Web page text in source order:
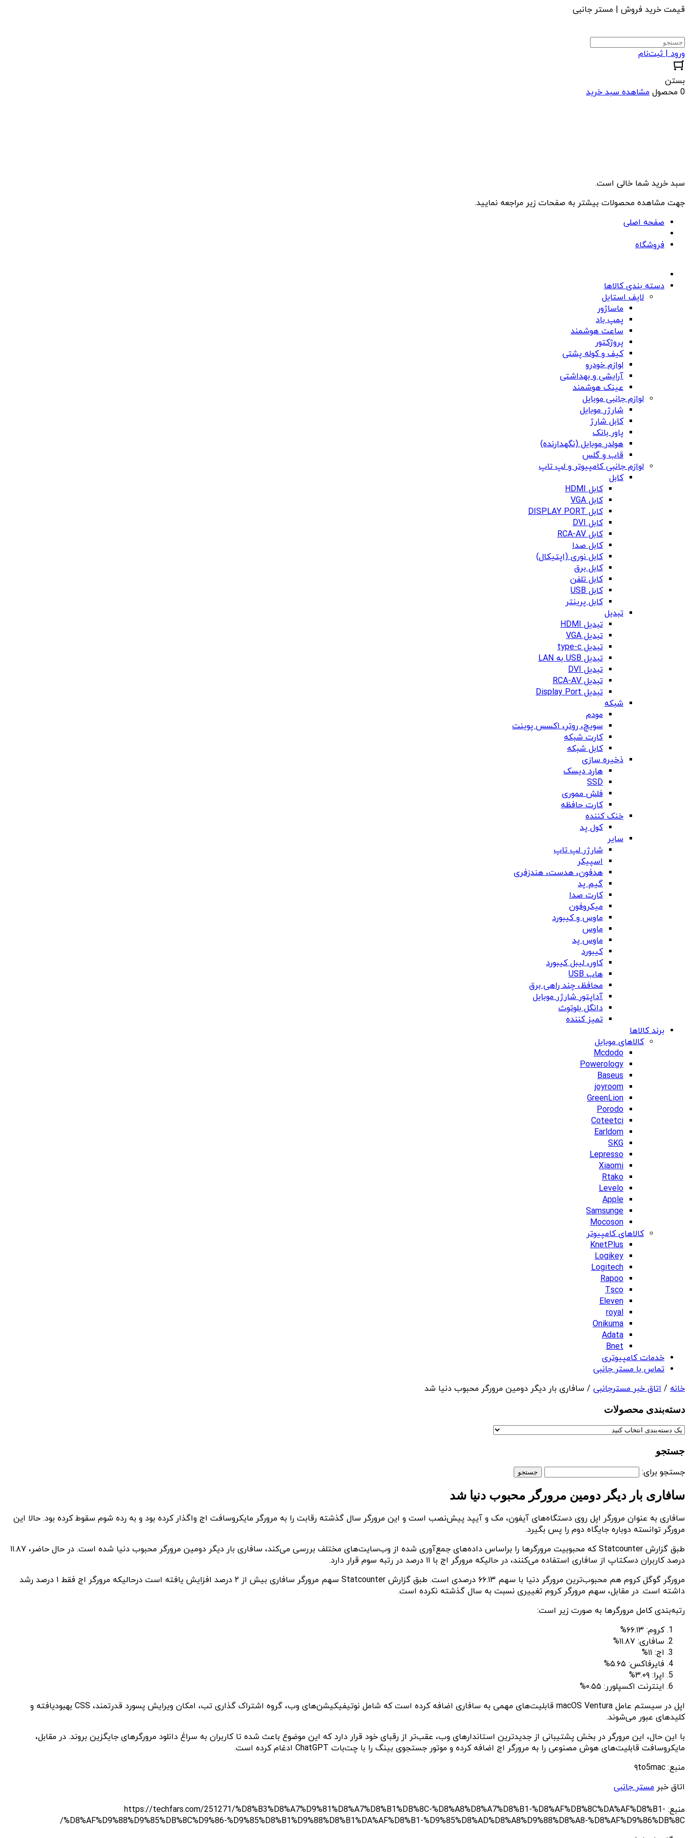
قیمت خرید فروش | مستر جانبی
ورود | ثبت‌نام
بستن
0 محصول
مشاهده سبد خرید
سبد خرید شما خالی است.
جهت مشاهده محصولات بیشتر به صفحات زیر مراجعه نمایید.
صفحه اصلی
فروشگاه
دسته بندی کالاها
لایف استایل
ماساژور
پمپ باد
ساعت هوشمند
پروژکتور
کیف و کوله پشتی
لوازم خودرو
آرایشی و بهداشتی
عینک هوشمند
لوازم جانبی موبایل
شارژر موبایل
کابل شارژ
پاور بانک
هولدر موبایل (نگهدارنده)
قاب و گلس
لوازم جانبی کامپیوتر و لپ تاپ
کابل
کابل HDMI
کابل VGA
کابل DISPLAY PORT
کابل DVI
کابل RCA-AV
کابل صدا
کابل نوری (اپتیکال)
کابل برق
کابل تلفن
کابل USB
کابل پرینتر
تبدیل
تبدیل HDMI
تبدیل VGA
تبدیل type-c
تبدیل USB به LAN
تبدیل DVI
تبدیل RCA-AV
تبدیل Display Port
شبکه
مودم
سویچ، روتر، اکسس پوینت
کارت شبکه
کابل شبکه
ذخیره سازی
هارد دیسک
SSD
فلش مموری
کارت حافظه
خنک کننده
کول پد
سایر
شارژر لپ تاپ
اسپیکر
هدفون، هدست، هندزفری
گیم پد
کارت صدا
میکروفون
ماوس و کیبورد
ماوس
ماوس پد
کیبورد
کاور، لیبل کیبورد
هاب USB
محافظ، چند راهی برق
آداپتور شارژر موبایل
دانگل بلوتوث
تمیز کننده
برند کالاها
کالاهای موبایل
Mcdodo
Powerology
Baseus
joyroom
GreenLion
Porodo
Coteetci
Earldom
SKG
Lepresso
Xiaomi
Rtako
Levelo
Apple
Samsunge
Mocoson
کالاهای کامپیوتر
KnetPlus
Logikey
Logitech
Rapoo
Tsco
Eleven
royal
Onikuma
Adata
Bnet
خدمات کامپیوتری
تماس با مستر جانبی
خانه / اتاق خبر مسترجانبی / سافاری بار دیگر دومین مرورگر محبوب دنیا شد
دسته‌بندی‌ محصولات
جستجو
جستجو برای:
سافاری بار دیگر دومین مرورگر محبوب دنیا شد
سافاری به عنوان مرورگر اپل روی دستگاه‌های آیفون، مک و آیپد پیش‌نصب است و این مرورگر سال گذشته رقابت را به مرورگر مایکروسافت اج واگذار کرده بود و به رده شوم سقوط کرده بود. حالا این
مرورگر توانسته دوباره جایگاه دوم را پس بگیرد.
طبق گزارش Statcounter که محبوبیت مرورگرها را براساس داده‌های جمع‌آوری شده از وب‌سایت‌های مختلف بررسی می‌کند، سافاری بار دیگر دومین مرورگر محبوب دنیا شده است. در حال حاضر، ۱۱.۸۷
درصد کاربران دسکتاپ از سافاری استفاده می‌کنند، در حالیکه مرورگر اج با ۱۱ درصد در رتبه سوم قرار دارد.
مرورگر گوگل کروم هم محبوب‌ترین مرورگر دنیا با سهم ۶۶.۱۳ درصدی است. طبق گزارش Statcounter سهم مرورگر سافاری بیش از ۲ درصد افزایش یافته است درحالیکه مرورگر اج فقط ۱ درصد رشد
داشته است. در مقابل، سهم مرورگر کروم تغییری نسبت به سال گذشته نکرده است.
رتبه‌بندی کامل مرورگرها به صورت زیر است:
کروم: ۶۶.۱۳%
سافاری: ۱۱.۸۷%
اج: ۱۱%
فایرفاکس: ۵.۶۵%
اپرا: ۳.۰۹%
اینترنت اکسپلورر: ۰.۵۵%
اپل در سیستم عامل macOS Ventura قابلیت‌های مهمی به سافاری اضافه کرده است که شامل نوتیفیکیشن‌های وب، گروه اشتراک گذاری تب، امکان ویرایش پسورد قدرتمند، CSS بهبودیافته و
کلیدهای عبور می‌شوند.
با این حال، این مرورگر در بخش پشتیبانی از جدیدترین استاندارهای وب، عقب‌تر از رقبای خود قرار دارد که این موضوع باعث شده تا کاربران به سراغ دانلود مرورگرهای جایگزین بروند. در مقابل،
مایکروسافت قابلیت‌های هوش مصنوعی را به مرورگر اج اضافه کرده و موتور جستجوی بینگ را با چت‌بات ChatGPT ادغام کرده است.
منبع: ۹to5mac
اتاق خبر مستر جانبی
منبع: https://techfars.com/251271/%D8%B3%D8%A7%D9%81%D8%A7%D8%B1%DB%8C-%D8%A8%D8%A7%D8%B1-%D8%AF%DB%8C%DA%AF%D8%B1-
%D8%AF%D9%88%D9%85%DB%8C%D9%86-%D9%85%D8%B1%D9%88%D8%B1%DA%AF%D8%B1-%D9%85%D8%AD%D8%A8%D9%88%D8%A8-%D8%AF%D9%86%DB%8C/